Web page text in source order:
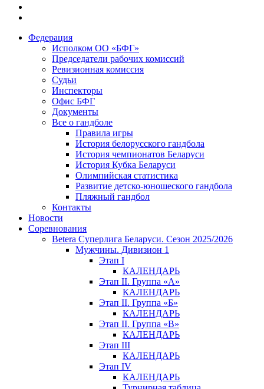
Федерация
Исполком ОО «БФГ»
Председатели рабочих комиссий
Ревизионная комиссия
Судьи
Инспекторы
Офис БФГ
Документы
Все о гандболе
Правила игры
История белорусского гандбола
История чемпионатов Беларуси
История Кубка Беларуси
Олимпийская статистика
Развитие детско-юношеского гандбола
Пляжный гандбол
Контакты
Новости
Соревнования
Betera Суперлига Беларуси. Сезон 2025/2026
Мужчины. Дивизион 1
Этап I
КАЛЕНДАРЬ
Этап II. Группа «А»
КАЛЕНДАРЬ
Этап II. Группа «Б»
КАЛЕНДАРЬ
Этап II. Группа «В»
КАЛЕНДАРЬ
Этап III
КАЛЕНДАРЬ
Этап IV
КАЛЕНДАРЬ